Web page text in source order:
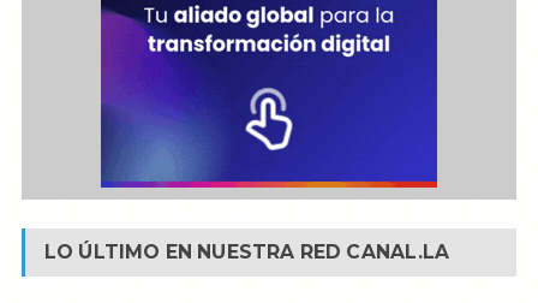
LO ÚLTIMO EN NUESTRA RED CANAL.LA